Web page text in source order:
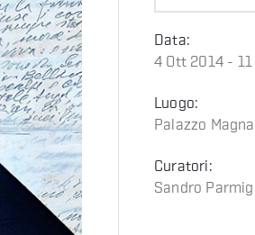
Data:
4 Ott 2014 - 11
Luogo:
Palazzo
Curatori:
Sandro